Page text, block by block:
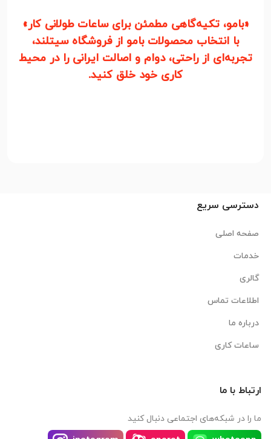
«بامو، تکیه‌گاهی مطمئن برای ساعات طولانی کار»
با انتخاب محصولات بامو از فروشگاه سیتلند،
تجربه‌ای از راحتی، دوام و اصالت ایرانی را در محیط
کاری خود خلق کنید.
دسترسی سریع
صفحه اصلی
خدمات
گالری
اطلاعات تماس
درباره ما
ساعات کاری
ارتباط با ما
ما را در شبکه‌های اجتماعی دنبال کنید